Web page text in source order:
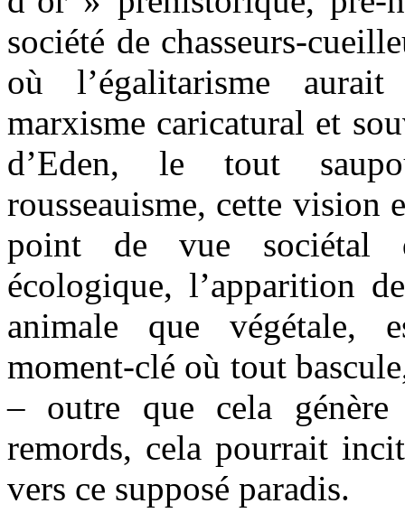
société de chasseurs-
où l’égalitarisme
marxisme caricatural et
d’Eden, le tout
rousseauisme, cette vision
point de vue sociétal
écologique, l’apparition
animale que végétale,
moment-clé où tout
– outre que cela
remords, cela pourrait
vers ce supposé paradis.